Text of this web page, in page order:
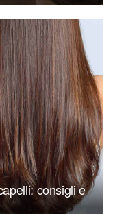
consigli e